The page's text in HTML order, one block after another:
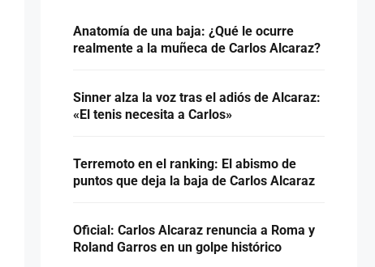
Anatomía de una baja: ¿Qué le ocurre
realmente a la muñeca de Carlos Alcaraz?
Sinner alza la voz tras el adiós de Alcaraz:
«El tenis necesita a Carlos»
Terremoto en el ranking: El abismo de
puntos que deja la baja de Carlos Alcaraz
Oficial: Carlos Alcaraz renuncia a Roma y
Roland Garros en un golpe histórico